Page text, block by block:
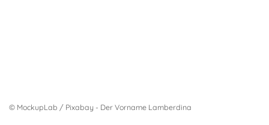
© MockupLab / Pixabay - Der Vorname Lamberdina